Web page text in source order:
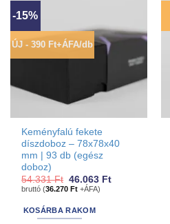
-15%
ÚJ - 390 Ft+ÁFA/db
Keményfalú fekete
díszdoboz – 78x78x40
mm | 93 db (egész
doboz)
54.331Ft Original
price
54.331 Ft.
46.063 FtCurrent
bruttó (36.270Ft +ÁFA)
KOSÁRBA RAKOM